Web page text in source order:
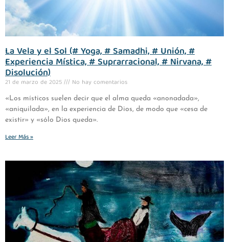
La Vela y el Sol (# Yoga, # Samadhi, # Unión, #
Experiencia Mística, # Suprarracional, # Nirvana, #
Disolución)
21 de marzo de 2025 No hay comentarios
«Los místicos suelen decir que el alma queda «anonadada»,
«aniquilada», en la experiencia de Dios, de modo que «cesa de
existir» y «sólo Dios queda».
Leer Más »